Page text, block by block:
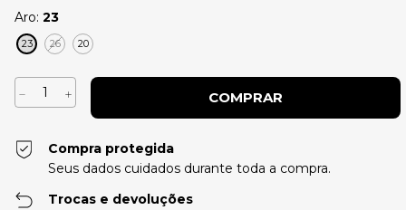
Aro: 23
23 26 20
Compra protegida
Seus dados cuidados durante toda a compra.
Trocas e devoluções